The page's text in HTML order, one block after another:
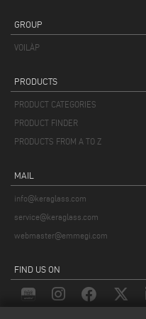
GROUP
VOILÀP
PRODUCTS
PRODUCT CATEGORIES
PRODUCT FINDER
PRODUCTS FROM A TO Z
MAIL
info@keraglass.com
service@keraglass.com
webmaster@emmegi.com
FIND US ON